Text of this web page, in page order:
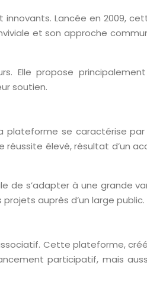
innovants. Lancée en 2009,
et son approche
Elle propose
soutien.
plateforme se caractérise
réussite élevé, résultat d’un
de s’adapter à une grande
auprès d’un large public.
Cette plateforme,
participatif, mais